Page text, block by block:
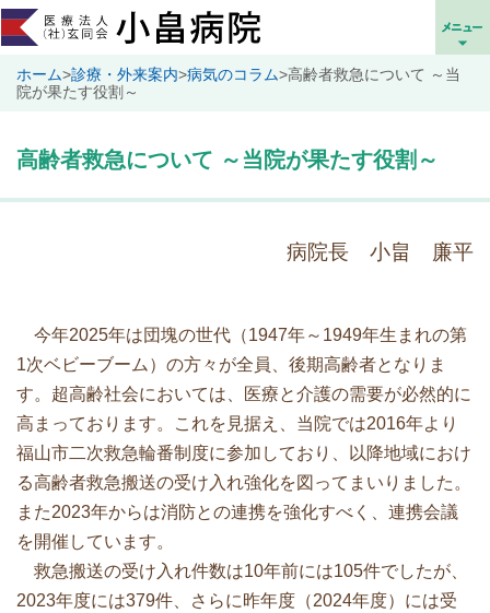
ホーム>診療・外来案内>病気のコラム>高齢者救急について ～当
院が果たす役割～
高齢者救急について ～当院が果たす役割～
病院長 小畠 廉平
今年2025年は団塊の世代（1947年～1949年生まれの第
1次ベビーブーム）の方々が全員、後期高齢者となりま
す。超高齢社会においては、医療と介護の需要が必然的に
高まっております。これを見据え、当院では2016年より
福山市二次救急輪番制度に参加しており、以降地域におけ
る高齢者救急搬送の受け入れ強化を図ってまいりました。
また2023年からは消防との連携を強化すべく、連携会議
を開催しています。
救急搬送の受け入れ件数は10年前には105件でしたが、
2023年度には379件、さらに昨年度（2024年度）には受